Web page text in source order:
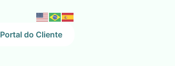
Portal do Cliente